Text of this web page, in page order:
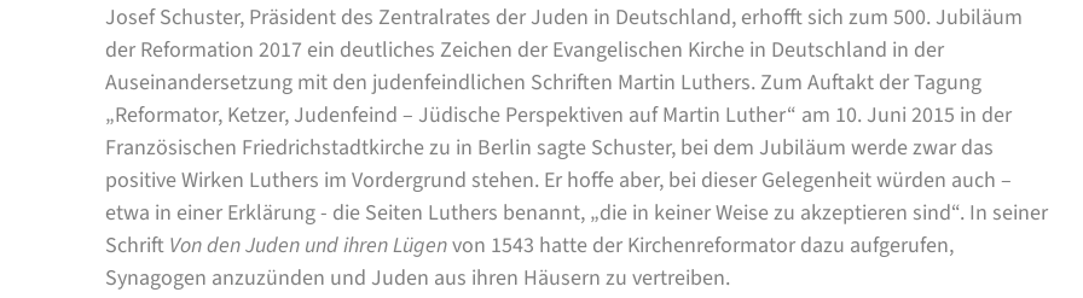
Josef Schuster, Präsident des Zentralrates der Juden in Deutschland, erhofft sich zum 500. Jubiläum
der Reformation 2017 ein deutliches Zeichen der Evangelischen Kirche in Deutschland in der
Auseinandersetzung mit den judenfeindlichen Schriften Martin Luthers. Zum Auftakt der Tagung
„Reformator, Ketzer, Judenfeind – Jüdische Perspektiven auf Martin Luther“ am 10. Juni 2015 in der
Französischen Friedrichstadtkirche zu in Berlin sagte Schuster, bei dem Jubiläum werde zwar das
positive Wirken Luthers im Vordergrund stehen. Er hoffe aber, bei dieser Gelegenheit würden auch –
etwa in einer Erklärung - die Seiten Luthers benannt, „die in keiner Weise zu akzeptieren sind“. In seiner
Schrift Von den Juden und ihren Lügenvon 1543 hatte der Kirchenreformator dazu aufgerufen,
Synagogen anzuzünden und Juden aus ihren Häusern zu vertreiben.